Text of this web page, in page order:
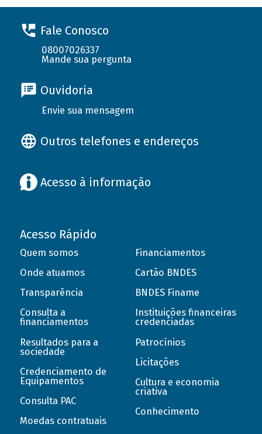
Fale Conosco
08007026337
Mande sua pergunta
Ouvidoria
Envie sua mensagem
Outros telefones e endereços
Acesso à informação
Acesso Rápido
Quem somos
Onde atuamos
Transparência
Consulta a
financiamentos
Resultados para a
sociedade
Credenciamento de
Equipamentos
Consulta PAC
Moedas contratuais
Financiamentos
Cartão BNDES
BNDES Finame
Instituições financeiras
credenciadas
Patrocínios
Licitações
Cultura e economia
criativa
Conhecimento